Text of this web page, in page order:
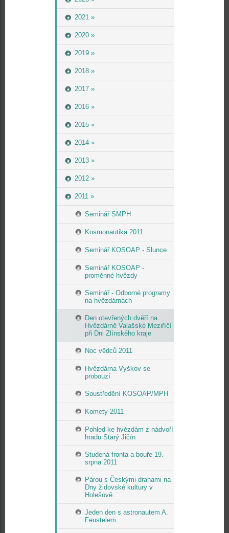
2021 »
2020 »
2019 »
2018 »
2017 »
2016 »
2015 »
2014 »
2013 »
2012 »
2011 »
Seminář SMPH
Kosmonautika 2011
Seminář KOSOAP - Slunce
Seminář KOSOAP -
proměnné hvězdy
Seminář - Odborné programy
na hvězdárnách
Den otevřených dvěří na
Hvězdárně Valašské Meziříčí
při Dni Zlínského kraje
Noc vědců 2011
Hvězdárna Vyškov se
probouzí
Soustředění KOSOAP/MPH
Komety 2011
Pohled ke hvězdám z nádvoří
hradu Starý Jičín
Studená fronta a bouře 19.
srpna 2011
Párou s Českými drahami na
Dny židovské kultury v
Holešově
Jeden den s astronautem A.
Feustelem